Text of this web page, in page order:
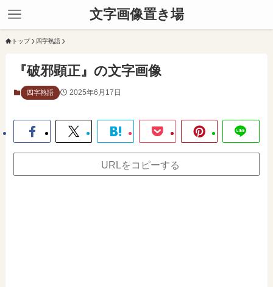
文字画像置き場
トップ 四字熟語
『破邪顕正』の文字画像
四字熟語 2025年6月17日
URLをコピーする